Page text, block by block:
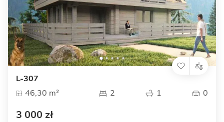
L-307
46,30 m²
2 1 0
3 000 zł